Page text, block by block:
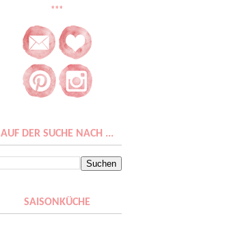
***
AUF DER SUCHE NACH ...
SAISONKÜCHE